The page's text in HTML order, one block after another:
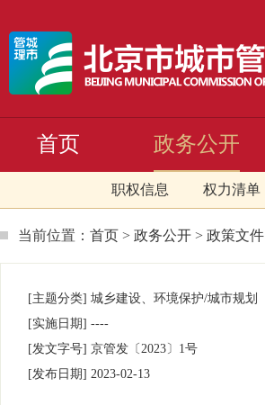
首页 政务公开
职权信息 权力清单
当前位置： 首页 > 政务公开 > 政策文件
[主题分类] 城乡建设、环境保护/城市规划
[实施日期] ----
[发文字号] 京管发 〔2023〕 1号
[发布日期] 2023-02-13